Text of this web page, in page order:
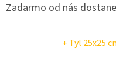
Zadarmo od nás
+ Tyl 25x25